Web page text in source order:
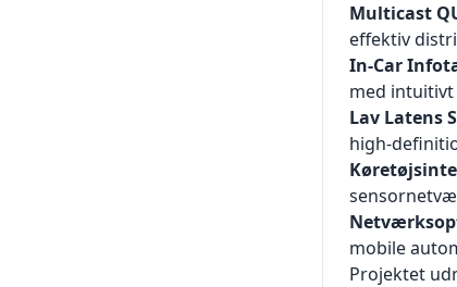
Multicast
effektiv
In-Car
med
Lav Latens
high-
mobile
Projektet